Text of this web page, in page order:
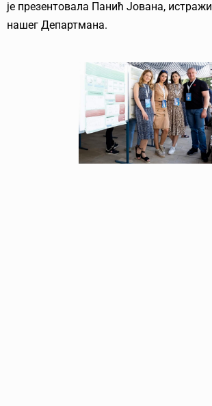
је презентовала Панић Јована,
нашег Департмана.